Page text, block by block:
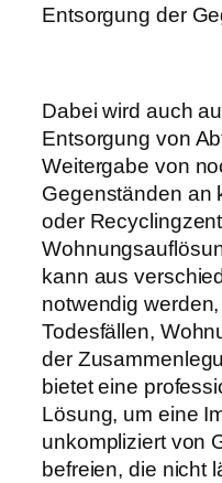
Entsorgung der
Dabei wird auch
Entsorgung von
Weitergabe von
Gegenständen an
oder
kann aus
notwendig
Todesfällen,
der
bietet eine
Lösung, um eine
unkompliziert von
befreien, die nicht